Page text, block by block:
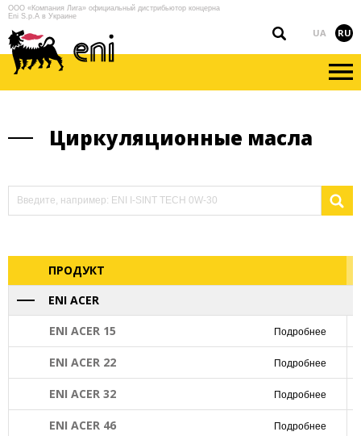
ООО «Компания Лига» официальный дистрибьютор концерна
Eni S.p.A в Украине
UA RU
Циркуляционные масла
ПРОДУКТ
ENI ACER
ENI ACER 15
Подробнее
ENI ACER 22 Подробнее
ENI ACER 32 Подробнее
ENI ACER 46 Подробнее